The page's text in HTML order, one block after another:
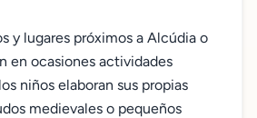
y lugares próximos a Alcúdia o
en ocasiones actividades
niños elaboran sus propias
medievales o pequeños